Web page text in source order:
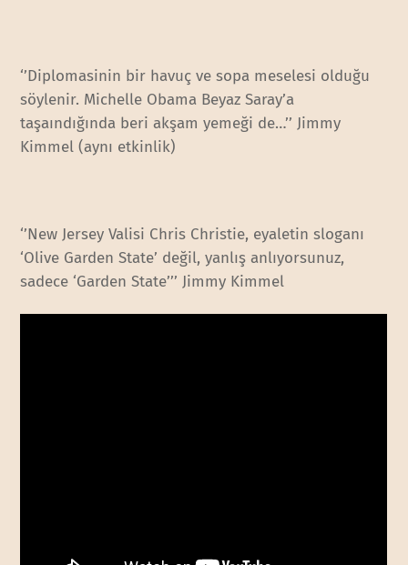
‘’Diplomasinin bir havuç ve sopa meselesi olduğu
söylenir. Michelle Obama Beyaz Saray’a
taşaındığında beri akşam yemeği de…’’ Jimmy
Kimmel (aynı etkinlik)
‘’New Jersey Valisi Chris Christie, eyaletin sloganı
‘Olive Garden State’ değil, yanlış anlıyorsunuz,
sadece ‘Garden State’’’ Jimmy Kimmel